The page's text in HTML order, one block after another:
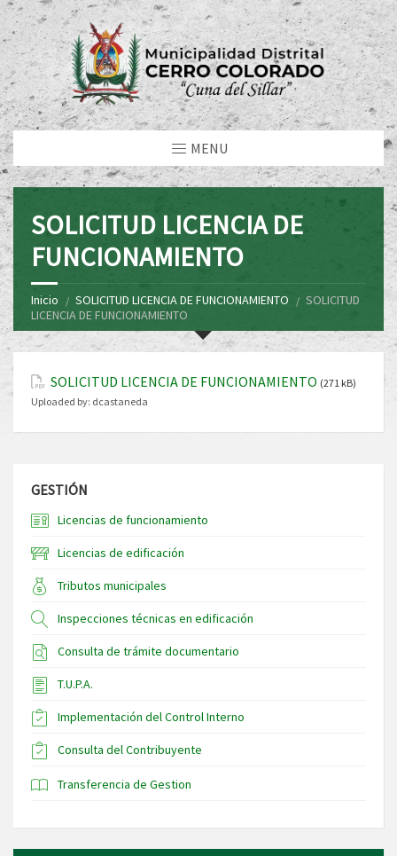
MENU
SOLICITUD LICENCIA DE
FUNCIONAMIENTO
Inicio SOLICITUD LICENCIA DE FUNCIONAMIENTO
SOLICITUD
LICENCIA DE FUNCIONAMIENTO
SOLICITUD LICENCIA DE FUNCIONAMIENTO (271 kB)
Uploaded by: dcastaneda
GESTIÓN
Licencias de funcionamiento
Licencias de edificación
Tributos municipales
Inspecciones técnicas en edificación
Consulta de trámite documentario
T.U.P.A.
Implementación del Control Interno
Consulta del Contribuyente
Transferencia de Gestion